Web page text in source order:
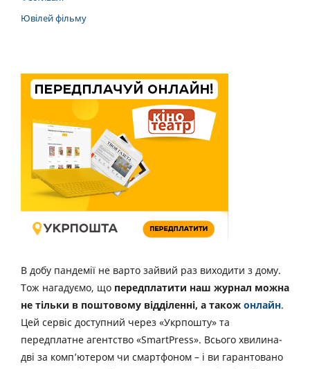
Ювілей фільму
В добу пандемії не варто зайвий раз виходити з дому.
Тож нагадуємо, що передплатити наш журнал можна
не тільки в поштовому відділенні, а також онлайн.
Цей сервіс доступний через «Укрпошту» та
передплатне агентство «SmartPress». Всього хвилина-
дві за комп’ютером чи смартфоном – і ви гарантовано